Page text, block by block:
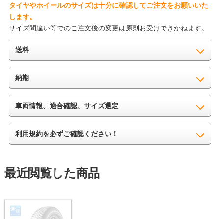
タイヤやホイールのサイズは十分に確認してご注文をお願いいた
します。
サイズ間違い等でのご注文後の変更は原則お受けできかねます。
送料
納期
車両情報、適合確認、サイズ選定
利用規約を必ずご確認ください！
最近閲覧した商品